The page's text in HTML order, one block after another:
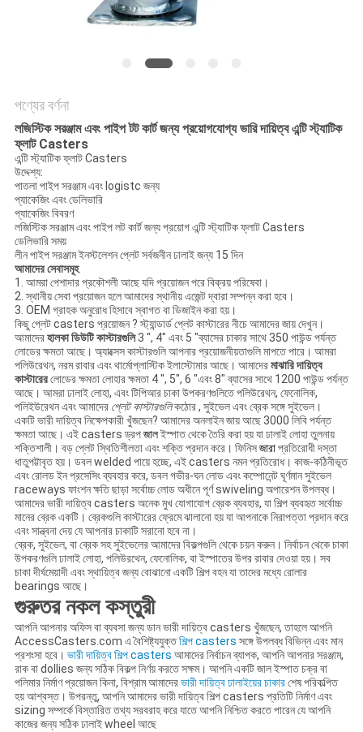
POLICY
পণ্যের বর্ণনা
লজিস্টিক সরঞ্জাম এবং পাইপ টট কার্ট জন্য প্রয়োগযোগ্য ভারি দায়িত্ব এন্টি স্ট্যাটিক
ফ্লাট Casters
এন্টি স্ট্যাটিক ফ্লাট Casters
উদ্দেশ্য:
পাতলা পাইপ সরঞ্জাম এবং logistc জন্য
প্যাকেজিং এবং ডেলিভারি
প্যাকেজিং বিবরণ
লজিস্টিক সরঞ্জাম এবং পাইপ লট কার্ট জন্য প্রয়োগ এন্টি স্ট্যাটিক ফ্লাট Casters
ডেলিভারি সময়
লীন পাইপ সরঞ্জাম ইনস্টলেশন প্লেট সর্বজনীন ঢালাই জন্য 15 দিন
আমাদের সেবাসমূহ
1. আমরা পেশাদার প্রকৌশলী আছে যদি প্রয়োজন পরে বিক্রয় পরিষেবা।
2. স্থানীয় সেবা প্রয়োজন হলে আমাদের স্থানীয় এজেন্ট দ্বারা সম্পন্ন করা হবে।
3. OEM গ্রাহক অনুরোধ হিসাবে স্বাগত বা ডিজাইন করা হয়।
কিছুপ্লেট casters প্রয়োজন? স্ট্যান্ডার্ড প্লেট কাস্টারের নীচে আমাদের জায় দেখুন।
আমাদেরহালকা ডিউটিকাস্টারগুলি3 ", 4" এবং 5 "ব্যাসের চাকার সাথে 350 পাউন্ড পর্যন্ত
লোডের ক্ষমতা আছে। অ্যাক্সেস কাস্টারগুলি আপনার প্রয়োজনীয়তাগুলি মাপতে পারে। আমরা
পলিউরেথন, নরম রাবার এবং থার্মোপ্লাস্টিক ইলাস্টোমার আছে। আমাদেরমাঝারি দায়িত্ব
কাস্টারেরলোডের ক্ষমতা লোহার ক্ষমতা 4 ", 5", 6 "এবং 8" ব্যাসের সাথে 1200 পাউন্ড পর্যন্ত
আছে। আমরা ঢালাই লোহা, এবং টিপিআর চাকা উপকরণগুলিতে পলিউরেথন, ফেনোলিক,
পলিইউরেথন এবং আমাদের প্লেট কাস্টারগুলিকঠোর , সুইভেল এবং ব্রেক সঙ্গে সুইভেল।
একটি ভারী দায়িত্ব নিক্ষেপকারী খুঁজছেন? আমাদের অনলাইন জায় আছে 3000 লিবি পর্যন্ত
ক্ষমতা আছে। এই casters ড্রপজালইস্পাত থেকে তৈরি করা হয় যা ঢালাই লোহা তুলনায়
শক্তিশালী। বড় প্লেট স্থিতিশীলতা এবং শক্তি প্রদান করে। ফিনিসজারাপ্রতিরোধী দস্তা
ধাতুপট্টাবৃত হয়। ডবল welded পায়ে হচ্ছে, এই casters নমন প্রতিরোধ। কাজ-কঠিনীভূত
এবং রোলড ইন প্রসেসিং ব্যবহার করে, ডবল গভীর-ঘন লোড এবং কম্পোনেন্ট ঘূর্ণমান সুইভেল
raceways ফাংশন ক্ষতি ছাড়া সর্বোচ্চ লোড অধীনে পূর্ণ swiveling অপারেশন উপলব্ধ।
আমাদের ভারী দায়িত্ব casters অনেক মুখ যোগাযোগ ব্রেক ব্যবহার, যা শিল্প ব্যবহৃত সর্বোচ্চ
মানের ব্রেক একটি। ব্রেকগুলি কাস্টারের ফ্রেমে ঝালানো হয় যা আপনাকে নিরাপত্তা প্রদান করে
এবং সান্ত্বনা দেয় যে আপনার চাকাটি সরানো হবে না।
ব্রেক, সুইভেল, বা ব্রেক সহ সুইভেলের আমাদের বিকল্পগুলি থেকে চয়ন করুন। নির্বাচন থেকে চাকা
উপকরণগুলি ঢালাই লোহা, পলিউরথেন, ফেনোলিক, বা ইস্পাতের উপর রাবার দেওয়া হয়। সব
চাকা দীর্ঘমেয়াদী এবং স্থায়িত্ব জন্য বোঝানো একটি শিল্প বহন যা তাদের মধ্যে রোলার
bearings আছে।
গুরুতর নকল কস্তুরী
আপনি আপনার অফিস বা ব্যবসা জন্য ডান ভারী দায়িত্ব casters খুঁজছেন, তাহলে আপনি
AccessCasters.com এ বৈশিষ্ট্যযুক্তশিল্প casters সঙ্গে উপলব্ধ বিভিন্ন এবং মান
প্রশংসা হবে। ভারী দায়িত্ব শিল্প casters আমাদের নির্বাচন ব্যাপক, আপনি আপনার সরঞ্জাম,
রাক বা dollies জন্য সঠিক বিকল্প নির্ণয় করতে সক্ষম। আপনি একটি জাল ইস্পাত চক্র বা
পলিমার নির্মাণ প্রয়োজন কিনা, বিশ্রাম আমাদেরভারী দায়িত্ব ঢালাইয়ের চাকারশেষ পরিকল্পিত
হয় আশ্বস্ত। উপরন্তু, আপনি আমাদের ভারী দায়িত্ব শিল্প casters প্রতিটি নির্মাণ এবং
sizing সম্পর্কে বিস্তারিত তথ্য সরবরাহ করে যাতে আপনি নিশ্চিত করতে পারেন যে আপনি
কাজের জন্য সঠিক ঢালাই wheel আছে